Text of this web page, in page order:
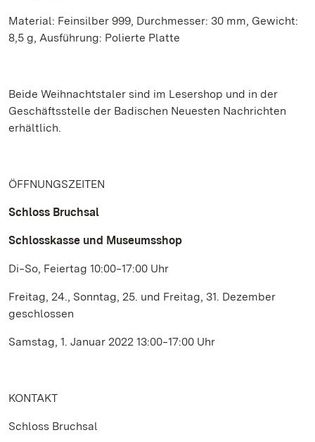
Material: Feinsilber 999, Durchmesser: 30 mm, Gewicht:
8,5 g, Ausführung: Polierte Platte
Beide Weihnachtstaler sind im Lesershop und in der
Geschäftsstelle der Badischen Neuesten Nachrichten
erhältlich.
ÖFFNUNGSZEITEN
Schloss Bruchsal
Schlosskasse und Museumsshop
Di‒So, Feiertag 10:00‒17:00 Uhr
Freitag, 24., Sonntag, 25. und Freitag, 31. Dezember
geschlossen
Samstag, 1. Januar 2022 13:00‒17:00 Uhr
KONTAKT
Schloss Bruchsal